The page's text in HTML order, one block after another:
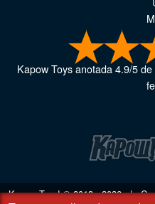
Kapow Toysanotada4.9/5de
Kapow Toys! © 2013 - 2026 |